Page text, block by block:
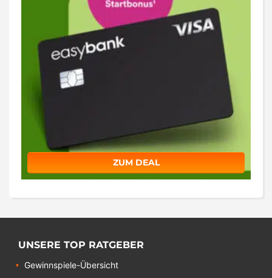
ZUM DEAL
UNSERE TOP RATGEBER
Gewinnspiele-Übersicht